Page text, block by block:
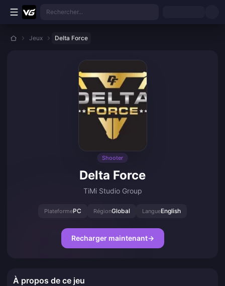
Aller au contenu principal
Rechercher...
Jeux Delta Force
Shooter
Delta Force
TiMi Studio Group
PlateformePC RégionGlobal LangueEnglish
Recharger maintenant→
À propos de ce jeu